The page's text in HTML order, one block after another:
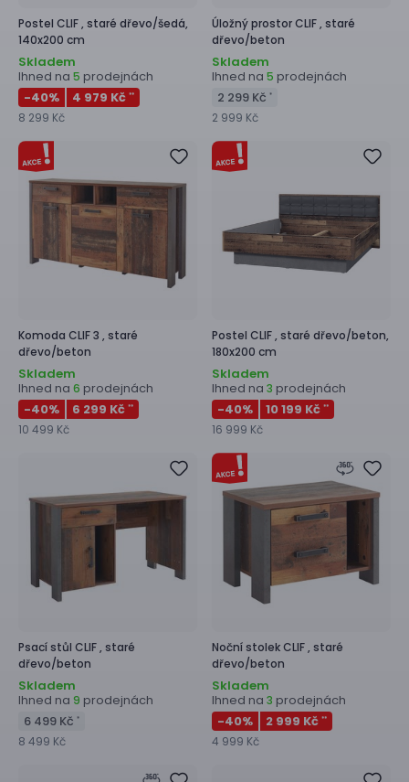
Postel CLIF , staré dřevo/šedá,
140x200 cm
Skladem
Ihned na 5 prodejnách
-40% 4 979 Kč **
8 299 Kč
Úložný prostorCLIF , staré
dřevo/beton
Skladem
Ihned na 5 prodejnách
2 299 Kč *
2 999 Kč
Komoda CLIF 3 , staré
dřevo/beton
Skladem
Ihned na 6 prodejnách
-40% 6 299 Kč **
10 499 Kč
Postel CLIF , staré dřevo/beton,
180x200 cm
Skladem
Ihned na 3 prodejnách
-40% 10 199 Kč **
16 999 Kč
Psací stůl CLIF , staré
dřevo/beton
Skladem
Ihned na 9 prodejnách
6 499 Kč *
8 499 Kč
Noční stolekCLIF , staré
dřevo/beton
Skladem
Ihned na 3 prodejnách
-40% 2 999 Kč **
4 999 Kč